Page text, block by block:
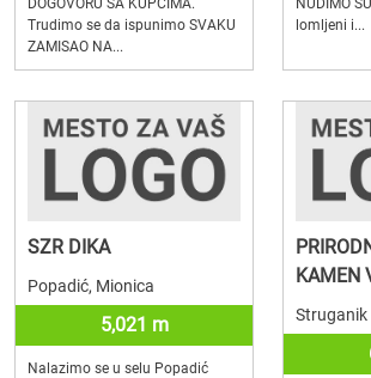
DOGOVORU SA KUPCIMA.
Trudimo se da ispunimo SVAKU
ZAMISAO NA...
NUDIMO
lomljeni i...
SZR DIKA
Popadić, Mionica
5,021 m
Nalazimo se u selu Popadić
KAMEN
Struganik